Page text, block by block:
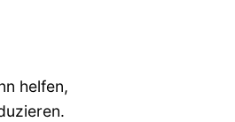
helfen,